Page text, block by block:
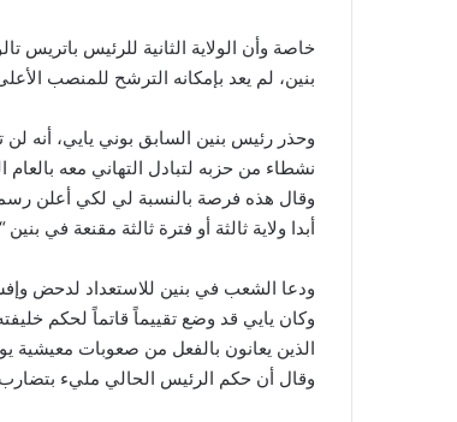
بنين، لم يعد بإمكانه الترشح للمنصب
وحذر رئيس بنين السابق بوني يايي، أنه لن
نشطاء من حزبه لتبادل التهاني معه بالعام
وقال هذه فرصة بالنسبة لي لكي أعلن
أبدا ولاية ثالثة أو فترة ثالثة مقنعة في بنين
ودعا الشعب في بنين للاستعداد لدحض
وكان يايي قد وضع تقييماً قاتماً لحكم
الذين يعانون بالفعل من صعوبات معيشية
وقال أن حكم الرئيس الحالي مليء